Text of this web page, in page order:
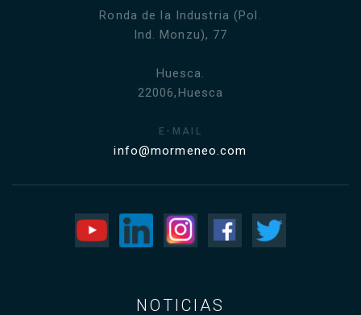
Ronda de la Industria (Pol.
Ind. Monzu), 77
Huesca.
22006,Huesca
E-MAIL
info@mormeneo.com
NOTICIAS